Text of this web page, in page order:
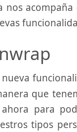
nos
que
ahora para
tipos